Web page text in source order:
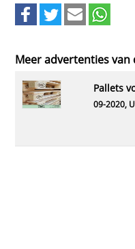
Meer advertenties van
pallets
09-2020,